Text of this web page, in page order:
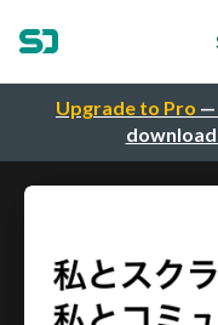
Upgrade to Pro —